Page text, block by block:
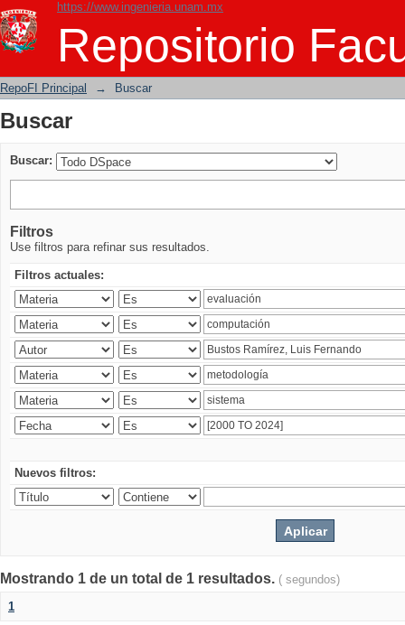
https://www.ingenieria.unam.mx
Repositorio
Buscar
RepoFI Principal → Buscar
Buscar
Buscar:
Filtros
Use filtros para refinar sus resultados.
Filtros actuales:
Nuevos filtros:
Mostrando 1 de un total de 1 resultados. ( segundos)
1